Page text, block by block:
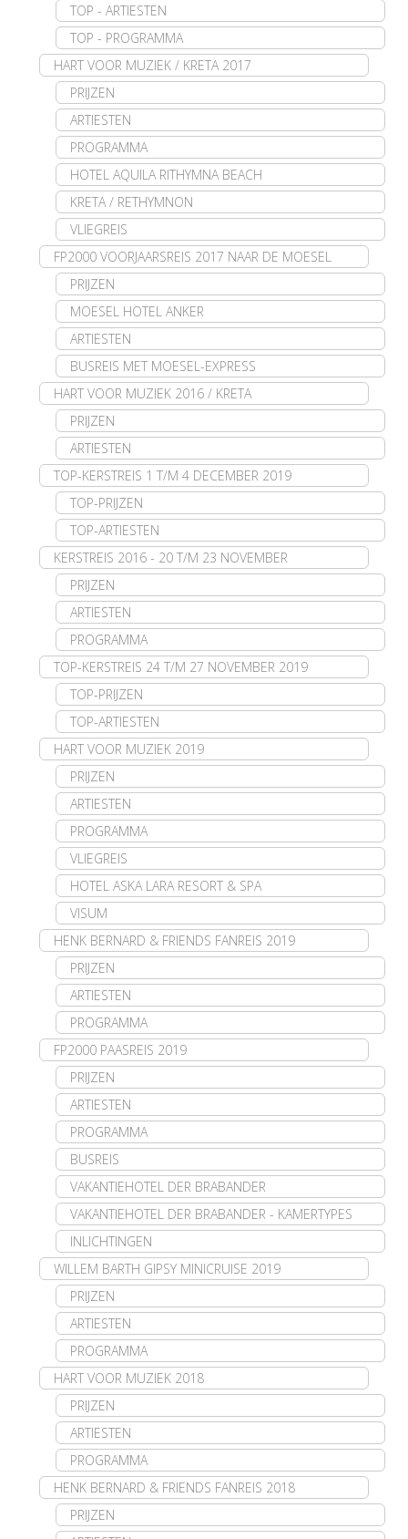
TOP - ARTIESTEN
TOP - PROGRAMMA
HART VOOR MUZIEK / KRETA 2017
PRIJZEN
ARTIESTEN
PROGRAMMA
HOTEL AQUILA RITHYMNA BEACH
KRETA / RETHYMNON
VLIEGREIS
FP2000 VOORJAARSREIS 2017 NAAR DE MOESEL
PRIJZEN
MOESEL HOTEL ANKER
ARTIESTEN
BUSREIS MET MOESEL-EXPRESS
HART VOOR MUZIEK 2016 / KRETA
PRIJZEN
ARTIESTEN
TOP-KERSTREIS 1 T/M 4 DECEMBER 2019
TOP-PRIJZEN
TOP-ARTIESTEN
KERSTREIS 2016 - 20 T/M 23 NOVEMBER
PRIJZEN
ARTIESTEN
PROGRAMMA
TOP-KERSTREIS 24 T/M 27 NOVEMBER 2019
TOP-PRIJZEN
TOP-ARTIESTEN
HART VOOR MUZIEK 2019
PRIJZEN
ARTIESTEN
PROGRAMMA
VLIEGREIS
HOTEL ASKA LARA RESORT & SPA
VISUM
HENK BERNARD & FRIENDS FANREIS 2019
PRIJZEN
ARTIESTEN
PROGRAMMA
FP2000 PAASREIS 2019
PRIJZEN
ARTIESTEN
PROGRAMMA
BUSREIS
VAKANTIEHOTEL DER BRABANDER
VAKANTIEHOTEL DER BRABANDER - KAMERTYPES
INLICHTINGEN
WILLEM BARTH GIPSY MINICRUISE 2019
PRIJZEN
ARTIESTEN
PROGRAMMA
HART VOOR MUZIEK 2018
PRIJZEN
ARTIESTEN
PROGRAMMA
HENK BERNARD & FRIENDS FANREIS 2018
PRIJZEN